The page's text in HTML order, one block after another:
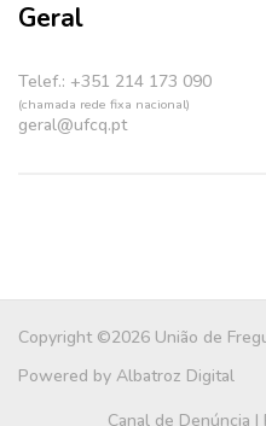
Geral
Telef.: +351 214 173 090
(chamada rede fixa nacional)
geral@ufcq.pt
Copyright ©2026 União de
Powered by Albatroz Digital
Canal de Denúncia |